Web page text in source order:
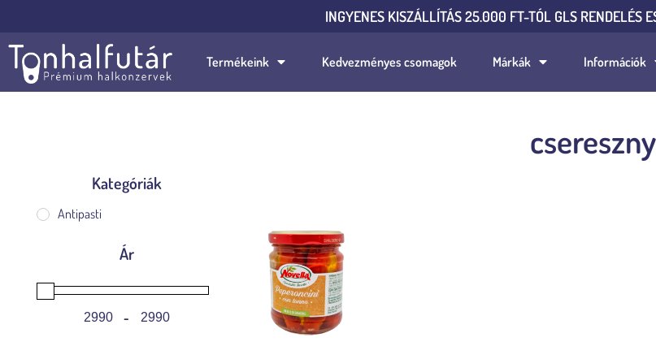
INGYENES KISZÁLLÍTÁS 25.000 FT-TÓL GLS RENDELÉS
Termékeink Kedvezményes csomagok Márkák Információk
Kategóriák
Antipasti
Ár
Minimum Price
-Maximum Price